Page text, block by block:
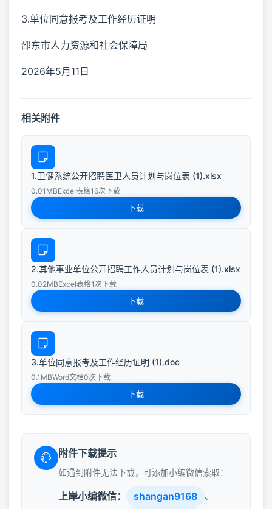
3.单位同意报考及工作经历证明
邵东市人力资源和社会保障局
2026年5月11日
相关附件
1.卫健系统公开招聘医卫人员计划与岗位表 (1).xlsx
0.01MBExcel表格16次下载
下载
2.其他事业单位公开招聘工作人员计划与岗位表 (1).xlsx
0.02MBExcel表格1次下载
下载
3.单位同意报考及工作经历证明 (1).doc
0.1MBWord文档0次下载
下载
附件下载提示
如遇到附件无法下载，可添加小编微信索取：
上岸小编微信： shangan9168 、